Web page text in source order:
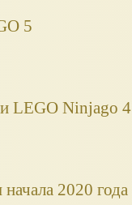
5
LEGO Ninjago
2020 года